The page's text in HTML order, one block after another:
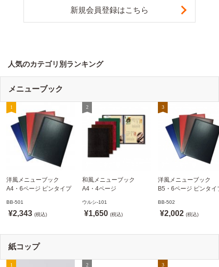
新規会員登録はこちら
人気のカテゴリ別ランキング
メニューブック
洋風メニューブック
A4・6ページ ピンタイプ
ニュー えいむ(Aim)【当日
発送可】
BB-501
¥2,343 (税込)
和風メニューブック
A4・4ページ
ウルシ-101 シンビ
(SHIMBI)【当日発送可】
ウルシ-101
¥1,650 (税込)
洋風メニューブック
B5・6ページ ピンタイ
ニュー6P えいむ(Aim)
BB-502
¥2,002 (税込)
紙コップ